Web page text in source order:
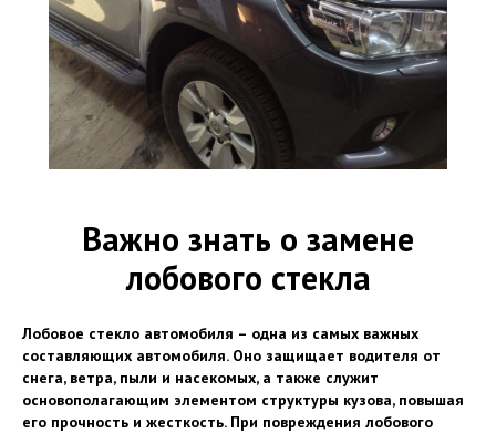
Важно знать о замене
лобового стекла
Лобовое стекло автомобиля – одна из самых важных
составляющих автомобиля. Оно защищает водителя от
снега, ветра, пыли и насекомых, а также служит
основополагающим элементом структуры кузова, повышая
его прочность и жесткость. При повреждения лобового